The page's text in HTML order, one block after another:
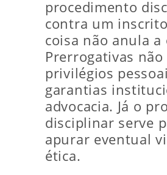
procedimento
contra um
coisa não anula a
Prerrogativas não
privilégios
garantias
advocacia. Já o
disciplinar serve
apurar eventual
ética.